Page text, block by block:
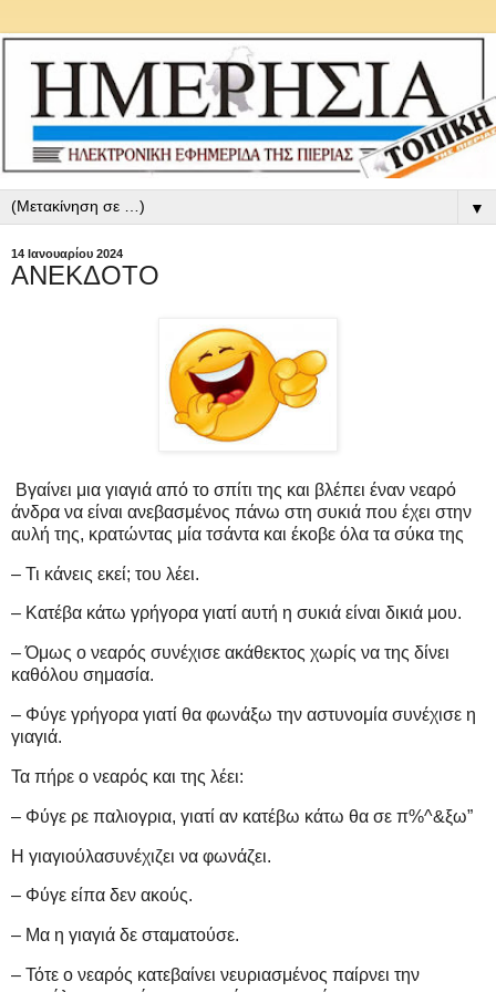
▼
14 Ιανουαρίου 2024
ANEKΔOTO
Βγαίνει μια γιαγιά από το σπίτι της και βλέπει έναν νεαρό
άνδρα να είναι ανεβασμένος πάνω στη συκιά που έχει στην
αυλή της, κρατώντας μία τσάντα και έκοβε όλα τα σύκα της
– Τι κάνεις εκεί; του λέει.
– Κατέβα κάτω γρήγορα γιατί αυτή η συκιά είναι δικιά μου.
– Όμως ο νεαρός συνέχισε ακάθεκτος χωρίς να της δίνει
καθόλου σημασία.
– Φύγε γρήγορα γιατί θα φωνάξω την αστυνομία συνέχισε η
γιαγιά.
Τα πήρε ο νεαρός και της λέει:
– Φύγε ρε παλιoγρια, γιατί αν κατέβω κάτω θα σε π%^&ξω”
H γιαγιούλασυνέχιζει να φωνάζει.
– Φύγε είπα δεν ακούς.
– Μα η γιαγιά δε σταματούσε.
– Τότε ο νεαρός κατεβαίνει νευριασμένος παίρνει την